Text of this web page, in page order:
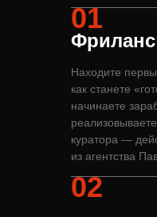
01
Находите
как станете
начинаете
куратора —
из агентства
02